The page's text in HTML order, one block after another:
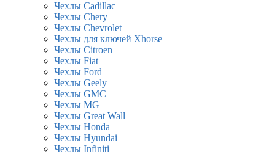
Чехлы Cadillac
Чехлы Chery
Чехлы Chevrolet
Чехлы для ключей Xhorse
Чехлы Citroen
Чехлы Fiat
Чехлы Ford
Чехлы Geely
Чехлы GMC
Чехлы MG
Чехлы Great Wall
Чехлы Honda
Чехлы Hyundai
Чехлы Infiniti